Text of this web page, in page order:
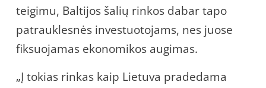
teigimu, Baltijos šalių rinkos dabar tapo
patrauklesnės investuotojams, nes juose
fiksuojamas ekonomikos augimas.
„Į tokias rinkas kaip Lietuva pradedama